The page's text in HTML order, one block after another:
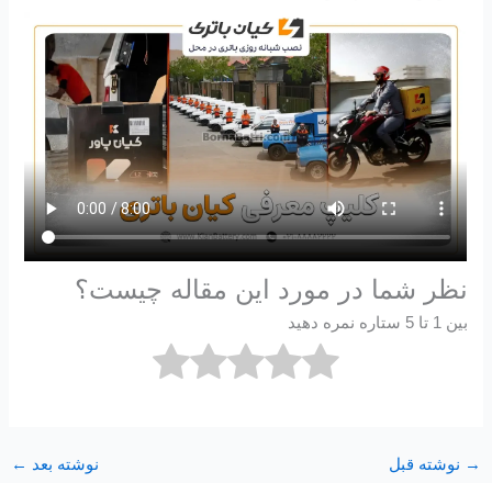
نظر شما در مورد این مقاله چیست؟
بین 1 تا 5 ستاره نمره دهید
→ نوشته قبل نوشته بعد ←